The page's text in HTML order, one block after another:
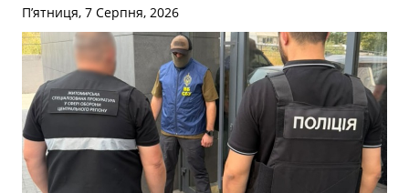
П’ятниця, 7 Серпня, 2026